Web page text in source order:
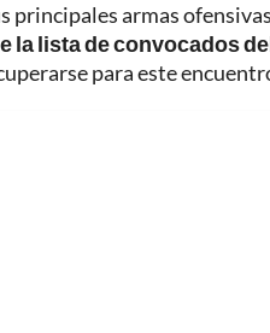
principales armas
la lista de convocados
para este